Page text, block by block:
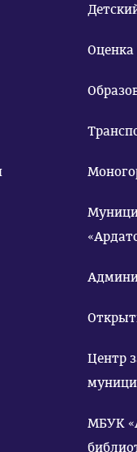
Оценка
Центр
МБУК